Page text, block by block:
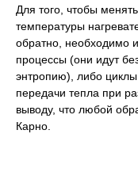
Для того, чтобы
температуры
обратно, необходимо
процессы (они идут
энтропию), либо
передачи тепла при
выводу, что любой
Карно.